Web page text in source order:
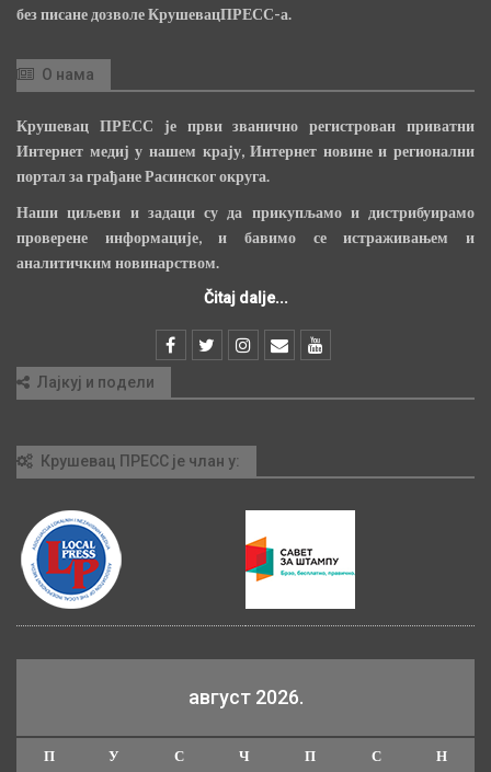
без писане дозволе КрушевацПРЕСС-а.
О нама
Крушевац ПРЕСС је први званично регистрован приватни
Интернет медиј у нашем крају, Интернет новине и регионални
портал за грађане Расинског округа.
Наши циљеви и задаци су да прикупљамо и дистрибуирамо
проверене информације, и бавимо се истраживањем и
аналитичким новинарством.
Čitaj dalje...
Лајкуј и подели
Крушевац ПРЕСС је члан у:
август 2026.
П У С Ч П С Н